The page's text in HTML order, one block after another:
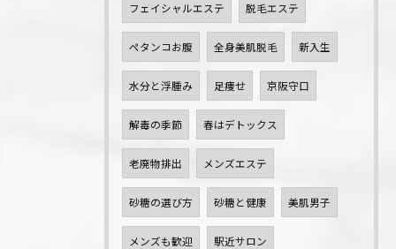
フェイシャルエステ 脱毛エステ
ペタンコお腹 全身美肌脱毛 新入生
水分と浮腫み 足痩せ 京阪守口
解毒の季節 春はデトックス
老廃物排出 メンズエステ
砂糖の選び方 砂糖と健康 美肌男子
メンズも歓迎 駅近サロン